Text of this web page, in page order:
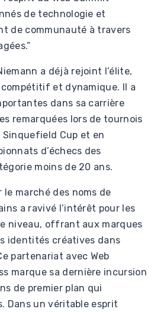
de technologie et
de communauté à travers
a déjà rejoint l’élite,
et dynamique. Il a
dans sa carrière
remarquées lors de tournois
Cup et en
d’échecs des
moins de 20 ans.
marché des noms de
a ravivé l’intérêt pour les
niveau, offrant aux marques
identités créatives dans
partenariat avec Web
marque sa dernière incursion
de premier plan qui
Dans un véritable esprit